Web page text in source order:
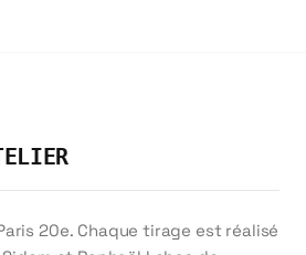
dessin — et nous la
de la photographie, de
20e. Chaque tirage est réalisé